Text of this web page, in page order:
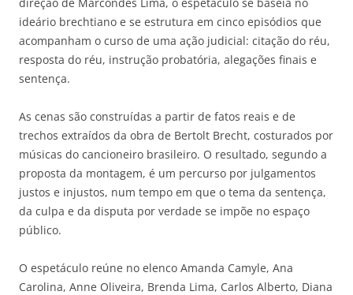
ideário brechtiano e se estrutura em cinco episódios que
acompanham o curso de uma ação judicial: citação do réu,
resposta do réu, instrução probatória, alegações finais e
sentença.
As cenas são construídas a partir de fatos reais e de
trechos extraídos da obra de Bertolt Brecht, costurados por
músicas do cancioneiro brasileiro. O resultado, segundo a
proposta da montagem, é um percurso por julgamentos
justos e injustos, num tempo em que o tema da sentença,
da culpa e da disputa por verdade se impõe no espaço
público.
O espetáculo reúne no elenco Amanda Camyle, Ana
Carolina, Anne Oliveira, Brenda Lima, Carlos Alberto, Diana